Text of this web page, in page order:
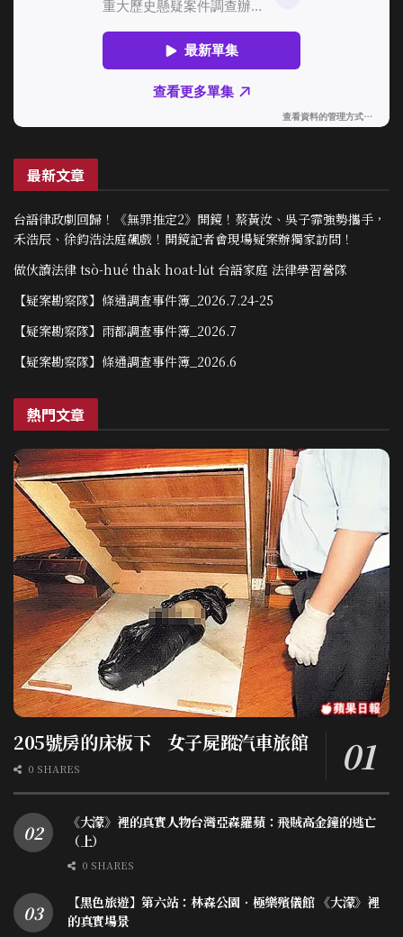
最新文章
台語律政劇回歸！《無罪推定2》開鏡！蔡黃汝、吳子霏強勢攜手，
禾浩辰、徐鈞浩法庭飆戲！開鏡記者會現場疑案辦獨家訪問！
做伙讀法律 tsò-hué tha̍k hoat-lu̍t 台語家庭 法律學習營隊
【疑案勘察隊】條通調查事件簿_2026.7.24-25
【疑案勘察隊】雨都調查事件簿_2026.7
【疑案勘察隊】條通調查事件簿_2026.6
熱門文章
205號房的床板下 女子屍蹤汽車旅館
0 SHARES
《大濛》裡的真實人物台灣亞森羅蘋：飛賊高金鐘的逃亡
（上）
0 SHARES
【黑色旅遊】第六站：林森公園．極樂殯儀館 《大濛》裡
的真實場景